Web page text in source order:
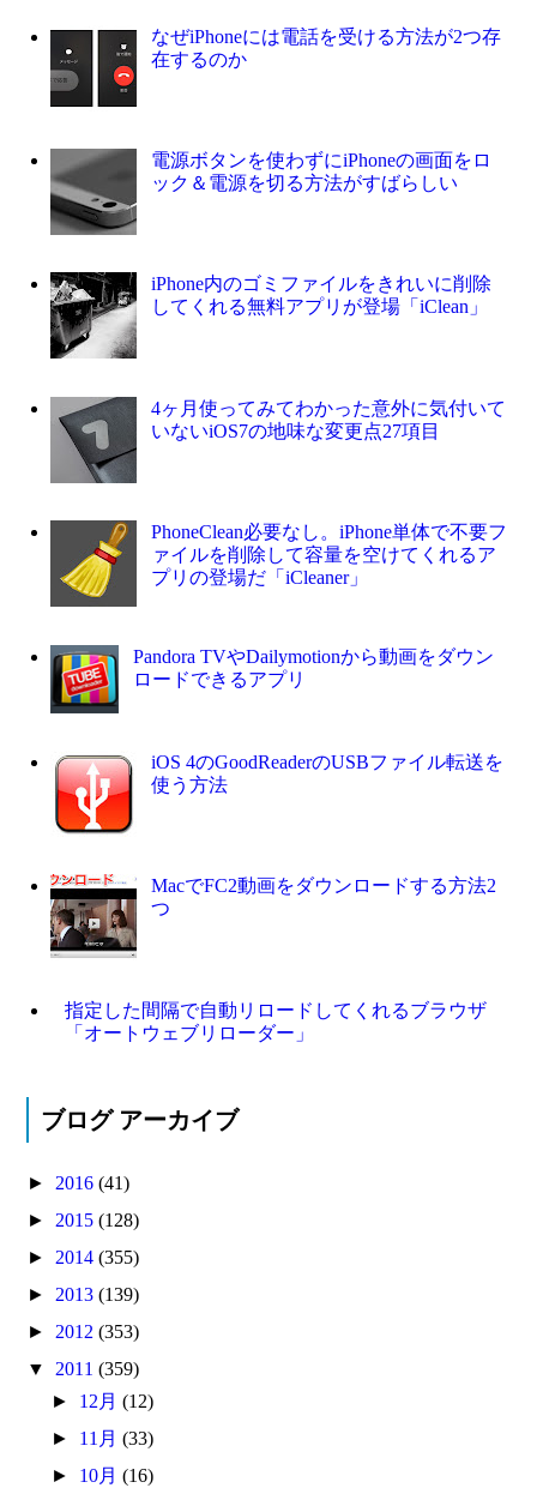
なぜiPhoneには電話を受ける方法が2つ存
在するのか
電源ボタンを使わずにiPhoneの画面をロ
ック＆電源を切る方法がすばらしい
iPhone内のゴミファイルをきれいに削除
してくれる無料アプリが登場「iClean」
4ヶ月使ってみてわかった意外に気付いて
いないiOS7の地味な変更点27項目
PhoneClean必要なし。iPhone単体で不要フ
ァイルを削除して容量を空けてくれるア
プリの登場だ「iCleaner」
Pandora TVやDailymotionから動画をダウン
ロードできるアプリ
iOS 4のGoodReaderのUSBファイル転送を
使う方法
MacでFC2動画をダウンロードする方法2
つ
指定した間隔で自動リロードしてくれるブラウザ
「オートウェブリローダー」
ブログ アーカイブ
► 2016(41)
► 2015(128)
► 2014(355)
► 2013(139)
► 2012(353)
▼ 2011(359)
► 12月 (12)
► 11月 (33)
► 10月 (16)